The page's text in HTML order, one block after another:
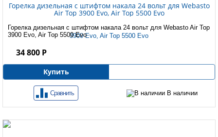
Горелка дизельная с штифтом накала 24 вольт для Webasto
Air Top 3900 Evo, Air Top 5500 Evo
Горелка дизельная с штифтом накала 24 вольт для Webasto Air Top
3900 Evo, Air Top 5500 Evo
34 800 Р
Купить
Сравнить В наличии